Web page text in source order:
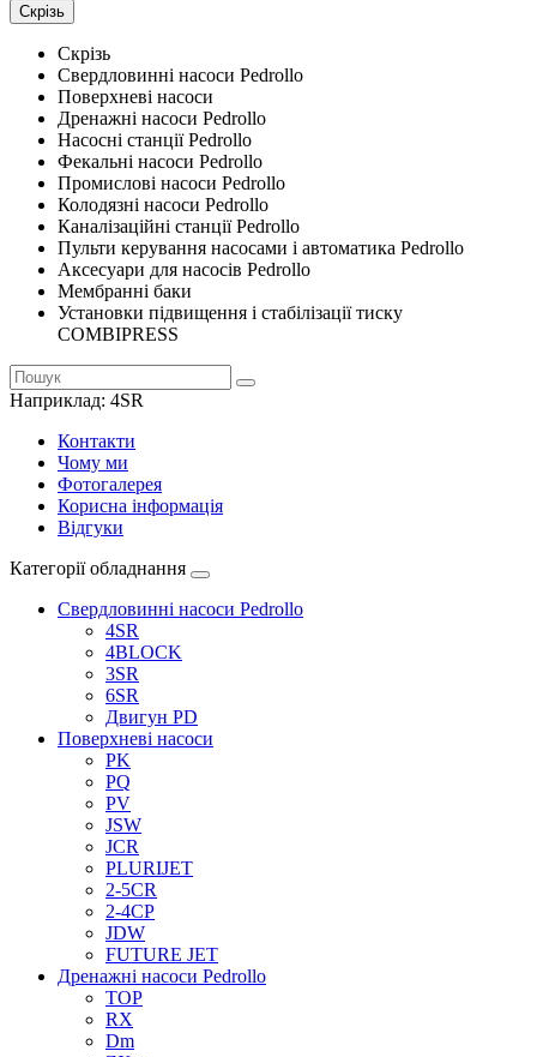
Скрізь
Скрізь
Свердловинні насоси Pedrollo
Поверхневі насоси
Дренажні насоси Pedrollo
Насосні станції Pedrollo
Фекальні насоси Pedrollo
Промислові насоси Pedrollo
Колодязні насоси Pedrollo
Каналізаційні станції Pedrollo
Пульти керування насосами і автоматика Pedrollo
Аксесуари для насосів Pedrollo
Мембранні баки
Установки підвищення і стабілізації тиску
COMBIPRESS
Наприклад: 4SR
Контакти
Чому ми
Фотогалерея
Корисна інформація
Відгуки
Категорії обладнання
Свердловинні насоси Pedrollo
4SR
4BLOCK
3SR
6SR
Двигун PD
Поверхневі насоси
PK
PQ
PV
JSW
JCR
PLURIJET
2-5CR
2-4CP
JDW
FUTURE JET
Дренажні насоси Pedrollo
TOP
RX
Dm